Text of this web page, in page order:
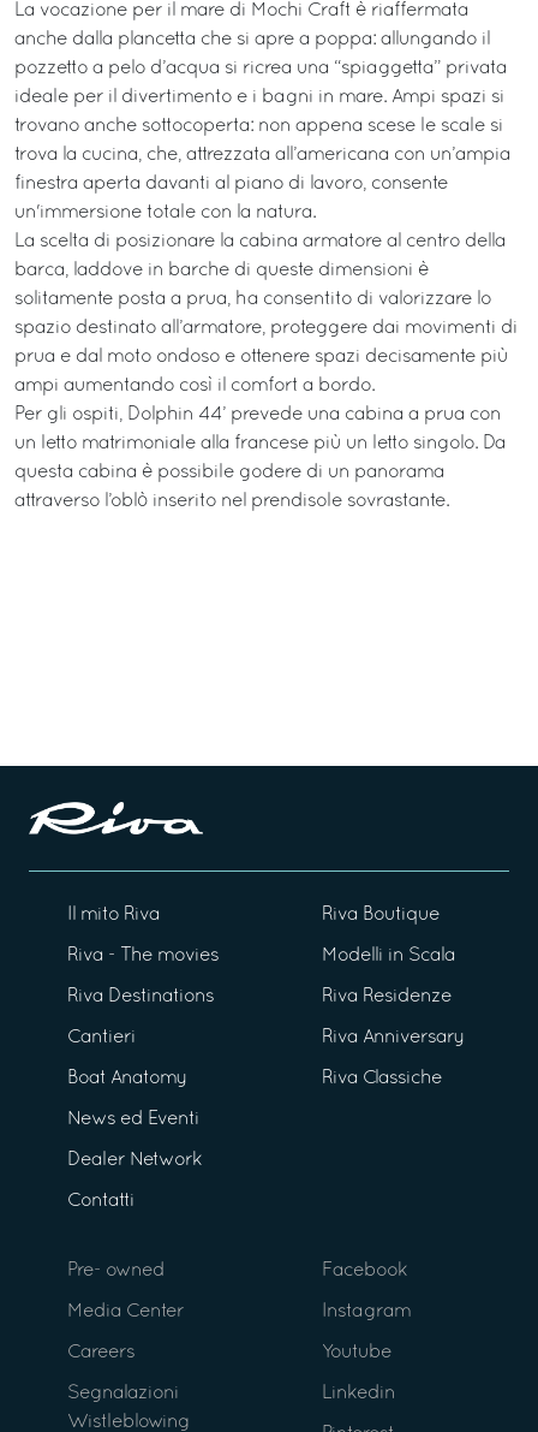
La vocazione per il mare di Mochi Craft è riaffermata
anche dalla plancetta che si apre a poppa: allungando il
pozzetto a pelo d’acqua si ricrea una “spiaggetta” privata
ideale per il divertimento e i bagni in mare. Ampi spazi si
trovano anche sottocoperta: non appena scese le scale si
trova la cucina, che, attrezzata all’americana con un’ampia
finestra aperta davanti al piano di lavoro, consente
un'immersione totale con la natura.
La scelta di posizionare la cabina armatore al centro della
barca, laddove in barche di queste dimensioni è
solitamente posta a prua, ha consentito di valorizzare lo
spazio destinato all’armatore, proteggere dai movimenti di
prua e dal moto ondoso e ottenere spazi decisamente più
ampi aumentando così il comfort a bordo.
Per gli ospiti, Dolphin 44’ prevede una cabina a prua con
un letto matrimoniale alla francese più un letto singolo. Da
questa cabina è possibile godere di un panorama
attraverso l’oblò inserito nel prendisole sovrastante.
Il mito Riva
Riva - The movies
Riva Destinations
Cantieri
Boat Anatomy
News ed Eventi
Dealer Network
Contatti
Riva Boutique
Modelli in Scala
Riva Residenze
Riva Anniversary
Riva Classiche
Pre- owned
Media Center
Careers
Segnalazioni
Wistleblowing
Facebook
Instagram
Youtube
Linkedin